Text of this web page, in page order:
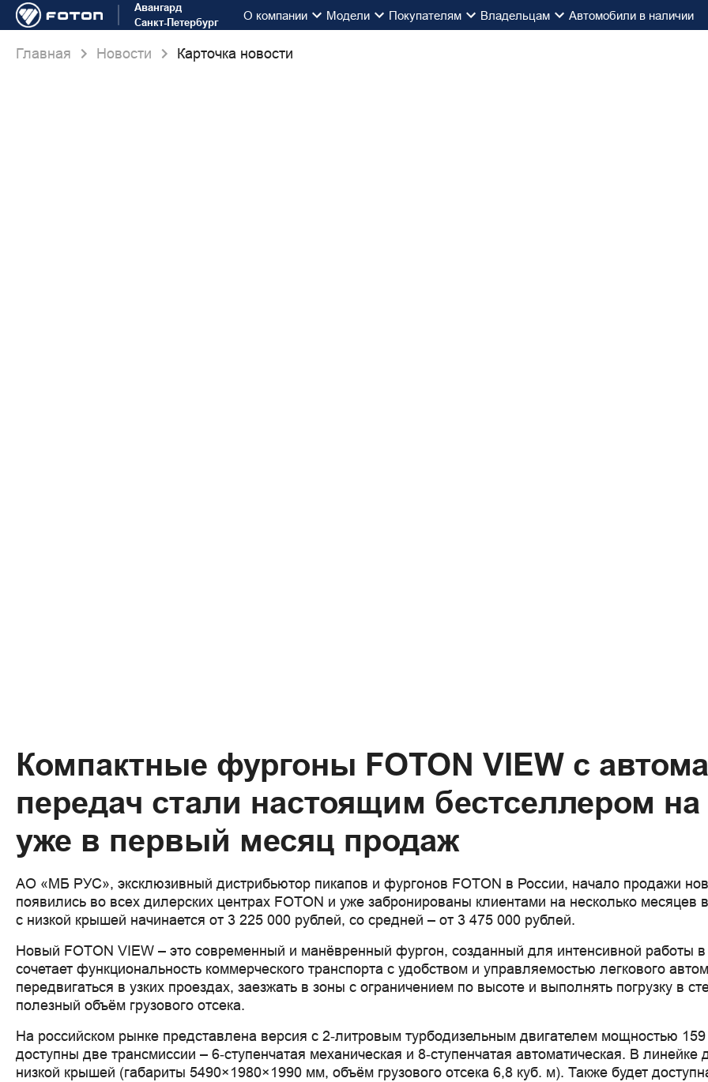
Авангард
Санкт-Петербург
О компании Модели Покупателям Владельцам Автомобили в наличии
Главная Новости Карточка новости
Компактные фургоны FOTON VIEW с
передач стали настоящим бестселлером
уже в первый месяц продаж
АО «МБ РУС», эксклюзивный дистрибьютор пикапов и фургонов FOTON в России, начало продажи
появились во всех дилерских центрах FOTON и уже забронированы клиентами на несколько
с низкой крышей начинается от 3 225 000 рублей, со средней – от 3 475 000 рублей.
Новый FOTON VIEW – это современный и манёвренный фургон, созданный для интенсивной работы
сочетает функциональность коммерческого транспорта с удобством и управляемостью легкового
передвигаться в узких проездах, заезжать в зоны с ограничением по высоте и выполнять погрузку в
полезный объём грузового отсека.
На российском рынке представлена версия с 2‑литровым турбодизельным двигателем мощностью
доступны две трансмиссии – 6‑ступенчатая механическая и 8‑ступенчатая автоматическая. В
низкой крышей (габариты 5490×1980×1990 мм, объём грузового отсека 6,8 куб. м). Также будет